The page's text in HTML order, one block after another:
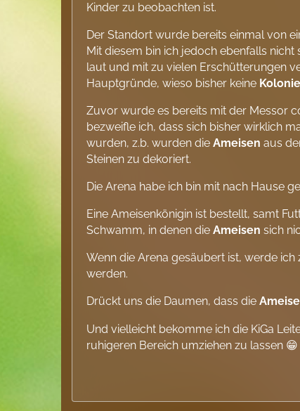
Kinder zu beobachten ist.
Der Standort wurde bereits einmal von
Mit diesem bin ich jedoch ebenfalls
laut und mit zu vielen Erschütterungen
Hauptgründe, wieso bisher keine Kolonie
Zuvor wurde es bereits mit der Messor
bezweifle ich, dass sich bisher wirklich
wurden, z.b. wurden dieAmeisen aus
Steinen zu dekoriert.
Die Arena habe ich bin mit nach Hause
Eine Ameisenkönigin ist bestellt, samt
Schwamm, in denen dieAmeisen sich
Wenn die Arena gesäubert ist, werde
werden.
Drückt uns die Daumen, dass die
Und vielleicht bekomme ich die KiGa
ruhigeren Bereich umziehen zu lassen 😁